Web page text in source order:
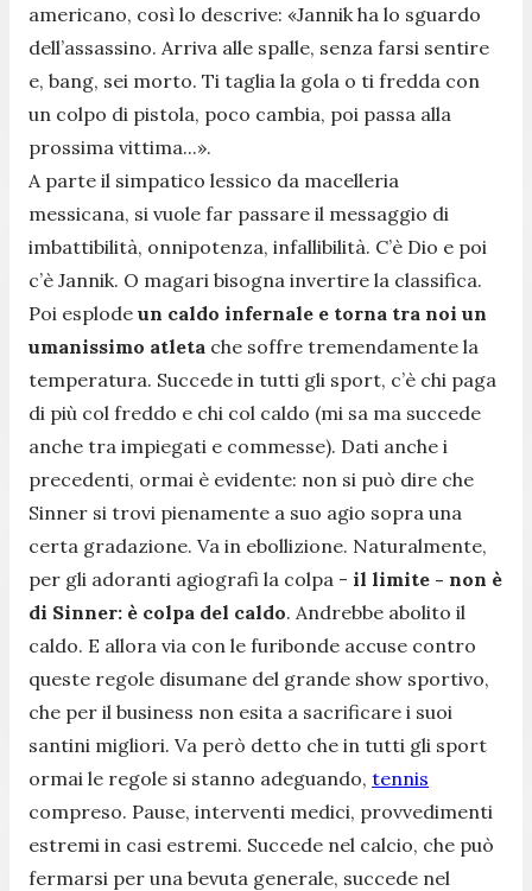
americano, così lo descrive: «Jannik ha lo sguardo
dell’assassino. Arriva alle spalle, senza farsi sentire
e, bang, sei morto. Ti taglia la gola o ti fredda con
un colpo di pistola, poco cambia, poi passa alla
prossima vittima...».
A parte il simpatico lessico da macelleria
messicana, si vuole far passare il messaggio di
imbattibilità, onnipotenza, infallibilità. C’è Dio e poi
c’è Jannik. O magari bisogna invertire la classifica.
Poi esplode un caldo infernale e torna tra noi un
umanissimo atleta che soffre tremendamente la
temperatura. Succede in tutti gli sport, c’è chi paga
di più col freddo e chi col caldo (mi sa ma succede
anche tra impiegati e commesse). Dati anche i
precedenti, ormai è evidente: non si può dire che
Sinner si trovi pienamente a suo agio sopra una
certa gradazione. Va in ebollizione. Naturalmente,
per gli adoranti agiografi la colpa - il limite - non è
di Sinner: è colpa del caldo. Andrebbe abolito il
caldo. E allora via con le furibonde accuse contro
queste regole disumane del grande show sportivo,
che per il business non esita a sacrificare i suoi
santini migliori. Va però detto che in tutti gli sport
ormai le regole si stanno adeguando, tennis
compreso. Pause, interventi medici, provvedimenti
estremi in casi estremi. Succede nel calcio, che può
fermarsi per una bevuta generale, succede nel